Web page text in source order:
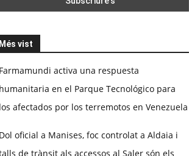
Més vist
Farmamundi activa una respuesta
humanitaria en el Parque Tecnológico para
los afectados por los terremotos en Venezuela
Dol oficial a Manises, foc controlat a Aldaia i
de trànsit als accessos al Saler són els